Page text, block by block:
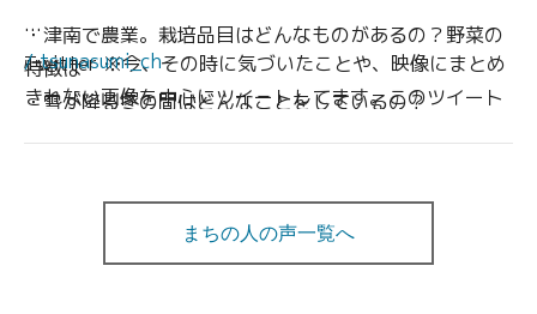
■イベントや地域行事→主催の想いや継承すべき伝統行
事など
つなすみチャンネル
シヒカリなど
■イベントや地域行事→主催の想いや継承すべき伝統行
事など
つなすみチャンネル
・津南で農業。栽培品目はどんなものがあるの？野菜の
特徴は
・雪が降る冬の間はどんなことをしているの？
・就農者向けのアパートから現在の住まいへ移った経緯
・地域との関わりは？
・谷内田「農業引退する人も多いので受け手がもう少し
必要ではないか」
Twitter ※今、その時に気づいたことや、映像にまとめ
きれない画像を中心にツイートしてます。このツイート
/ tsunasumi_ch
まちの人の声一覧へ